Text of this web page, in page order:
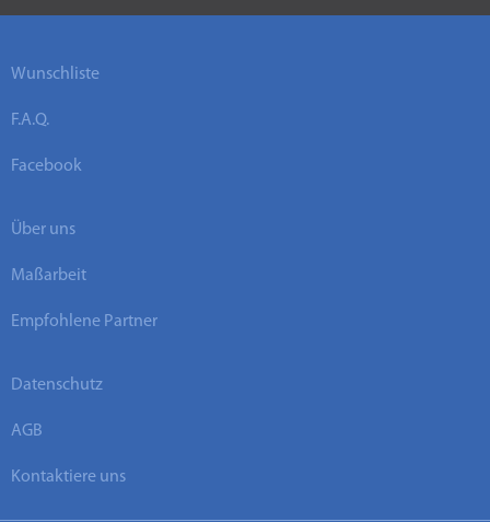
Wunschliste
F.A.Q.
Facebook
Über uns
Maßarbeit
Empfohlene Partner
Datenschutz
AGB
Kontaktiere uns